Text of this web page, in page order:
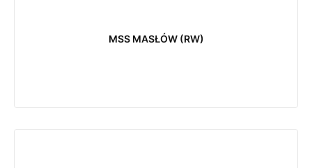
MSS MASŁÓW (RW)